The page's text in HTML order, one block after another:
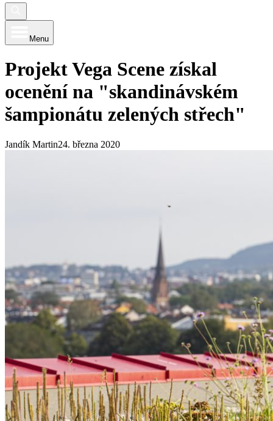
Menu
Projekt Vega Scene získal
ocenění na "skandinávském
šampionátu zelených střech"
Jandík Martin24. března 2020